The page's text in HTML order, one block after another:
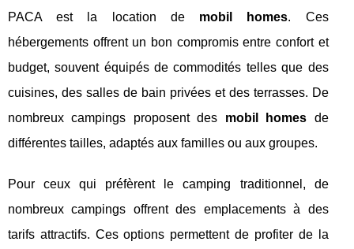
PACA est la location de mobil homes. Ces
hébergements offrent un bon compromis entre confort et
budget, souvent équipés de commodités telles que des
cuisines, des salles de bain privées et des terrasses. De
nombreux campings proposent des mobil homes de
différentes tailles, adaptés aux familles ou aux groupes.
Pour ceux qui préfèrent le camping traditionnel, de
nombreux campings offrent des emplacements à des
tarifs attractifs. Ces options permettent de profiter de la